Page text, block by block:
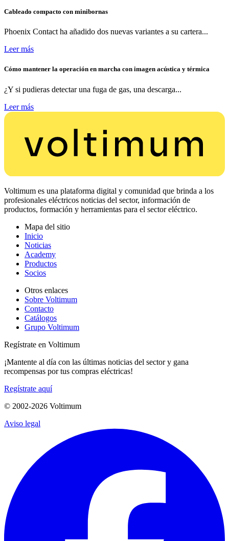
Cableado compacto con minibornas
Phoenix Contact ha añadido dos nuevas variantes a su cartera...
Leer más
Cómo mantener la operación en marcha con imagen acústica y térmica
¿Y si pudieras detectar una fuga de gas, una descarga...
Leer más
Voltimum es una plataforma digital y comunidad que brinda a los
profesionales eléctricos noticias del sector, información de
productos, formación y herramientas para el sector eléctrico.
Mapa del sitio
Inicio
Noticias
Academy
Productos
Socios
Otros enlaces
Sobre Voltimum
Contacto
Catálogos
Grupo Voltimum
Regístrate en Voltimum
¡Mantente al día con las últimas noticias del sector y gana
recompensas por tus compras eléctricas!
Regístrate aquí
© 2002-2026 Voltimum
Aviso legal